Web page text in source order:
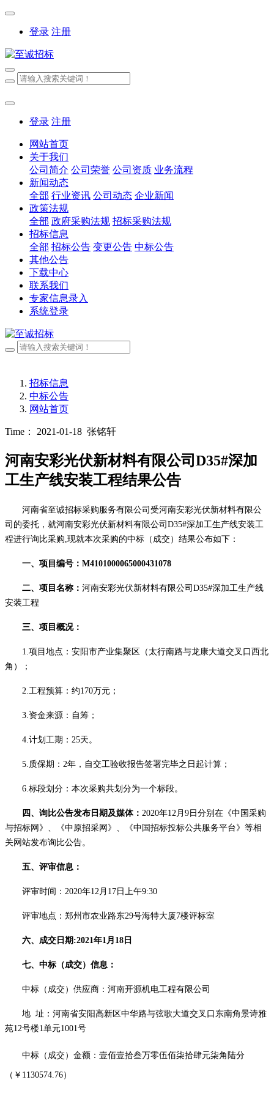
登录 注册
登录 注册
网站首页
关于我们
公司简介 公司荣誉 公司资质 业务流程
新闻动态
全部 行业资讯 公司动态 企业新闻
政策法规
全部 政府采购法规 招标采购法规
招标信息
全部 招标公告 变更公告 中标公告
其他公告
下载中心
联系我们
专家信息录入
系统登录
招标信息
中标公告
网站首页
Time： 2021-01-18 张铭轩
河南安彩光伏新材料有限公司D35#深加
工生产线安装工程结果公告
河南省至诚招标采购服务有限公司受河南安彩光伏新材料有限公
司 的委托，就河南安彩光伏新材料有限公司 D35#深加工生产线安装工
程进行询比采购,现就本次采购的中标（成交）结果公布如下：
一、项目编号： M4101000065000431078
二、项目名称： 河南安彩光伏新材料有限公司 D35#深加工生产线
安装工程
三、项目概况：
1.项目地点：安阳市产业集聚区（太行南路与龙康大道交叉口西北
角）；
2.工程预算：约170万元；
3.资金来源：自筹；
4.计划工期：25天。
5.质保期：2年，自交工验收报告签署完毕之日起计算；
6.标段划分：本次采购共划分为一个标段。
四、询比公告发布日期及媒体： 2020年12月9日 分别在 《中国采购
与招标网》、《中原招采网》、《中国招标投标公共服务平台》 等相
关网站发布询比公告。
五、评审信息：
评审时间： 2020年12月17日上午9:30
评审地点： 郑州市农业路东29号海特大厦7楼评标室
六、成交日期 :2021年1月18日
七、中标（成交）信息：
中标（成交）供应商：河南开源机电工程有限公司
地 址：河南省安阳高新区中华路与弦歌大道交叉口东南角景诗雅
苑12号楼1单元1001号
中标（成交）金额：壹佰壹拾叁万零伍佰柒拾肆元柒角陆分
（￥ 1130574.76）